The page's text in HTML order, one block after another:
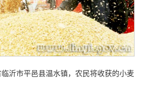
沂市平邑县温水镇，农民将收获的小麦